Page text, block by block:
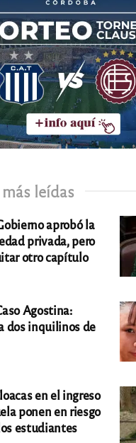
leídas
aprobó la
privada, pero
otro capítulo
Agostina:
dos inquilinos de
en el ingreso
ponen en riesgo
estudiantes